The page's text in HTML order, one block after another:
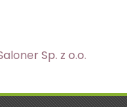
Sp. z o.o.